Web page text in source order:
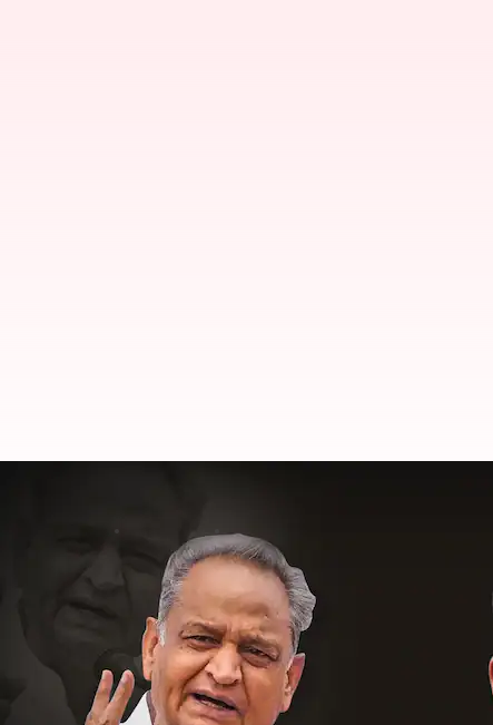
राजस्थान: गहलोत सरकार ने हासिल
05:51 pm
क्या है खबर?
राजस्थान में पिछले लंबे समय से चल रहे सियासी घमासान
कर लिया है।
इसी के साथ गहलोत सरकार पर छाए संकट के बादल भी